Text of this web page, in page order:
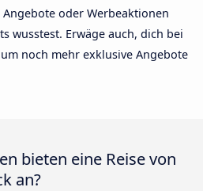
oder Werbeaktionen
wusstest. Erwäge auch, dich bei
noch mehr exklusive Angebote
bieten eine Reise von
an?